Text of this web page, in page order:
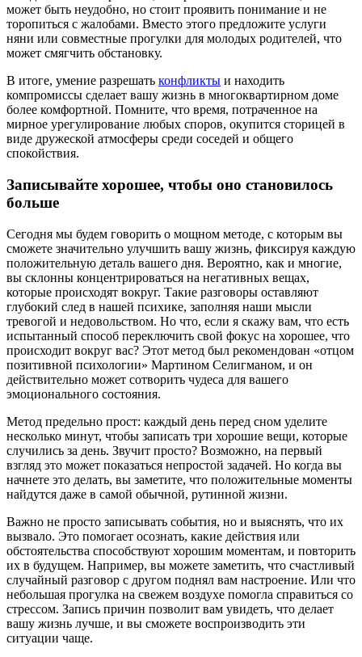
может быть неудобно, но стоит проявить понимание и не
торопиться с жалобами. Вместо этого предложите услуги
няни или совместные прогулки для молодых родителей, что
может смягчить обстановку.
В итоге, умение разрешать конфликты и находить
компромиссы сделает вашу жизнь в многоквартирном доме
более комфортной. Помните, что время, потраченное на
мирное урегулирование любых споров, окупится сторицей в
виде дружеской атмосферы среди соседей и общего
спокойствия.
Записывайте хорошее, чтобы оно становилось
больше
Сегодня мы будем говорить о мощном методе, с которым вы
сможете значительно улучшить вашу жизнь, фиксируя каждую
положительную деталь вашего дня. Вероятно, как и многие,
вы склонны концентрироваться на негативных вещах,
которые происходят вокруг. Такие разговоры оставляют
глубокий след в нашей психике, заполняя наши мысли
тревогой и недовольством. Но что, если я скажу вам, что есть
испытанный способ переключить свой фокус на хорошее, что
происходит вокруг вас? Этот метод был рекомендован «отцом
позитивной психологии» Мартином Селигманом, и он
действительно может сотворить чудеса для вашего
эмоционального состояния.
Метод предельно прост: каждый день перед сном уделите
несколько минут, чтобы записать три хорошие вещи, которые
случились за день. Звучит просто? Возможно, на первый
взгляд это может показаться непростой задачей. Но когда вы
начнете это делать, вы заметите, что положительные моменты
найдутся даже в самой обычной, рутинной жизни.
Важно не просто записывать события, но и выяснять, что их
вызвало. Это помогает осознать, какие действия или
обстоятельства способствуют хорошим моментам, и повторить
их в будущем. Например, вы можете заметить, что счастливый
случайный разговор с другом поднял вам настроение. Или что
небольшая прогулка на свежем воздухе помогла справиться со
стрессом. Запись причин позволит вам увидеть, что делает
вашу жизнь лучше, и вы сможете воспроизводить эти
ситуации чаще.